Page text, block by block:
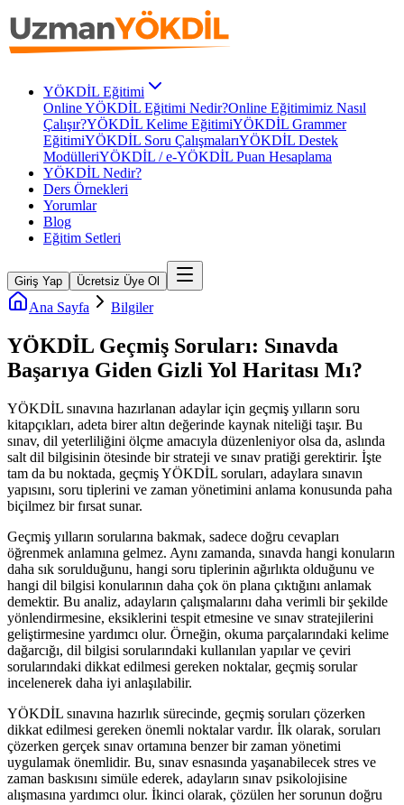
YÖKDİL Eğitimi
Online YÖKDİL Eğitimi Nedir?Online Eğitimimiz Nasıl
Çalışır?YÖKDİL Kelime EğitimiYÖKDİL Grammer
EğitimiYÖKDİL Soru ÇalışmalarıYÖKDİL Destek
ModülleriYÖKDİL / e-YÖKDİL Puan Hesaplama
YÖKDİL Nedir?
Ders Örnekleri
Yorumlar
Blog
Eğitim Setleri
Giriş Yap Ücretsiz Üye Ol
Ana Sayfa Bilgiler
YÖKDİL Geçmiş Soruları: Sınavda
Başarıya Giden Gizli Yol Haritası Mı?
YÖKDİL sınavına hazırlanan adaylar için geçmiş yılların soru
kitapçıkları, adeta birer altın değerinde kaynak niteliği taşır. Bu
sınav, dil yeterliliğini ölçme amacıyla düzenleniyor olsa da, aslında
salt dil bilgisinin ötesinde bir strateji ve sınav pratiği gerektirir. İşte
tam da bu noktada, geçmiş YÖKDİL soruları, adaylara sınavın
yapısını, soru tiplerini ve zaman yönetimini anlama konusunda paha
biçilmez bir fırsat sunar.
Geçmiş yılların sorularına bakmak, sadece doğru cevapları
öğrenmek anlamına gelmez. Aynı zamanda, sınavda hangi konuların
daha sık sorulduğunu, hangi soru tiplerinin ağırlıkta olduğunu ve
hangi dil bilgisi konularının daha çok ön plana çıktığını anlamak
demektir. Bu analiz, adayların çalışmalarını daha verimli bir şekilde
yönlendirmesine, eksiklerini tespit etmesine ve sınav stratejilerini
geliştirmesine yardımcı olur. Örneğin, okuma parçalarındaki kelime
dağarcığı, dil bilgisi sorularındaki kullanılan yapılar ve çeviri
sorularındaki dikkat edilmesi gereken noktalar, geçmiş sorular
incelenerek daha iyi anlaşılabilir.
YÖKDİL sınavına hazırlık sürecinde, geçmiş soruları çözerken
dikkat edilmesi gereken önemli noktalar vardır. İlk olarak, soruları
çözerken gerçek sınav ortamına benzer bir zaman yönetimi
uygulamak önemlidir. Bu, sınav esnasında yaşanabilecek stres ve
zaman baskısını simüle ederek, adayların sınav psikolojisine
alışmasına yardımcı olur. İkinci olarak, çözülen her sorunun doğru